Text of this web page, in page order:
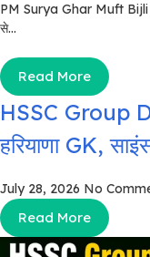
PM Surya Ghar Muft
से...
Read More
HSSC Group
हरियाणा GK,
July 28, 2026 No
Read More